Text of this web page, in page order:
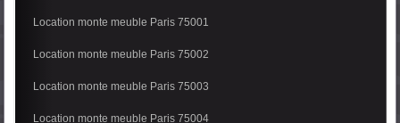
Location monte meuble Paris 75001
Location monte meuble Paris 75002
Location monte meuble Paris 75003
Location monte meuble Paris 75004